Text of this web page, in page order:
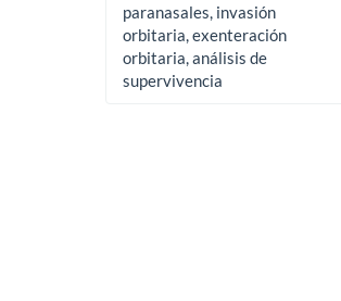
paranasales, invasión
orbitaria, exenteración
orbitaria, análisis de
supervivencia